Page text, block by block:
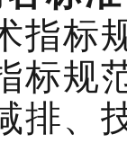
指标
标规
排、